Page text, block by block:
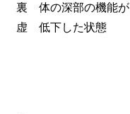
裏
虚
体の深部の機能が
低下した状態